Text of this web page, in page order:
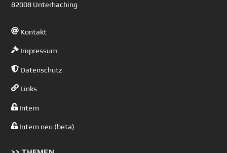
82008 Unterhaching
Kontakt
Impressum
Datenschutz
Links
Intern
Intern neu (beta)